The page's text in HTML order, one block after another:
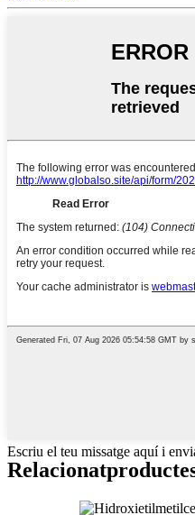
Escriu el teu missatge aquí i
Relacionat